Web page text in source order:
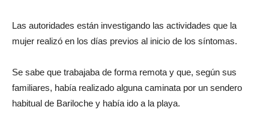
Las autoridades están investigando las actividades que la
mujer realizó en los días previos al inicio de los síntomas.
Se sabe que trabajaba de forma remota y que, según sus
familiares, había realizado alguna caminata por un sendero
habitual de Bariloche y había ido a la playa.